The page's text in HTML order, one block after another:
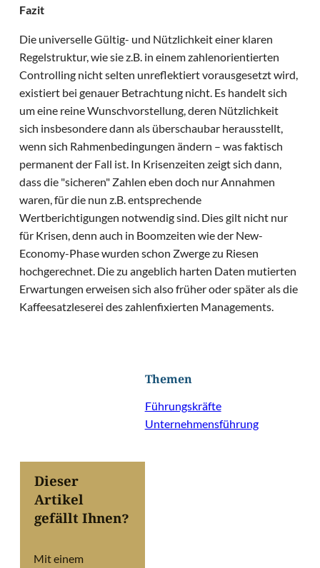
Fazit
Die universelle Gültig- und Nützlichkeit einer klaren
Regelstruktur, wie sie z.B. in einem zahlenorientierten
Controlling nicht selten unreflektiert vorausgesetzt wird,
existiert bei genauer Betrachtung nicht. Es handelt sich
um eine reine Wunschvorstellung, deren Nützlichkeit
sich insbesondere dann als überschaubar herausstellt,
wenn sich Rahmenbedingungen ändern – was faktisch
permanent der Fall ist. In Krisenzeiten zeigt sich dann,
dass die "sicheren" Zahlen eben doch nur Annahmen
waren, für die nun z.B. entsprechende
Wertberichtigungen notwendig sind. Dies gilt nicht nur
für Krisen, denn auch in Boomzeiten wie der New-
Economy-Phase wurden schon Zwerge zu Riesen
hochgerechnet. Die zu angeblich harten Daten mutierten
Erwartungen erweisen sich also früher oder später als die
Kaffeesatzleserei des zahlenfixierten Managements.
Themen
Führungskräfte
Unternehmensführung
Dieser
Artikel
gefällt Ihnen?
Mit einem